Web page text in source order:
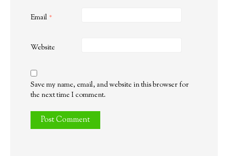
Email *
Website
Save my name, email, and website in this browser for
the next time I comment.